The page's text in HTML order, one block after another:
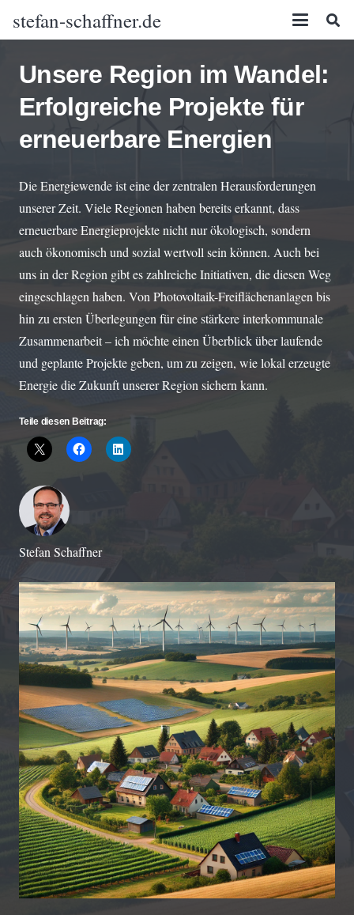
stefan-schaffner.de
Unsere Region im Wandel:
Erfolgreiche Projekte für
erneuerbare Energien
Die Energiewende ist eine der zentralen Herausforderungen
unserer Zeit. Viele Regionen haben bereits erkannt, dass
erneuerbare Energieprojekte nicht nur ökologisch, sondern
auch ökonomisch und sozial wertvoll sein können. Auch bei
uns in der Region gibt es zahlreiche Initiativen, die diesen Weg
eingeschlagen haben. Von Photovoltaik-Freiflächenanlagen bis
hin zu ersten Überlegungen für eine stärkere interkommunale
Zusammenarbeit – ich möchte einen Überblick über laufende
und geplante Projekte geben, um zu zeigen, wie lokal erzeugte
Energie die Zukunft unserer Region sichern kann.
Teile diesen Beitrag:
Stefan Schaffner